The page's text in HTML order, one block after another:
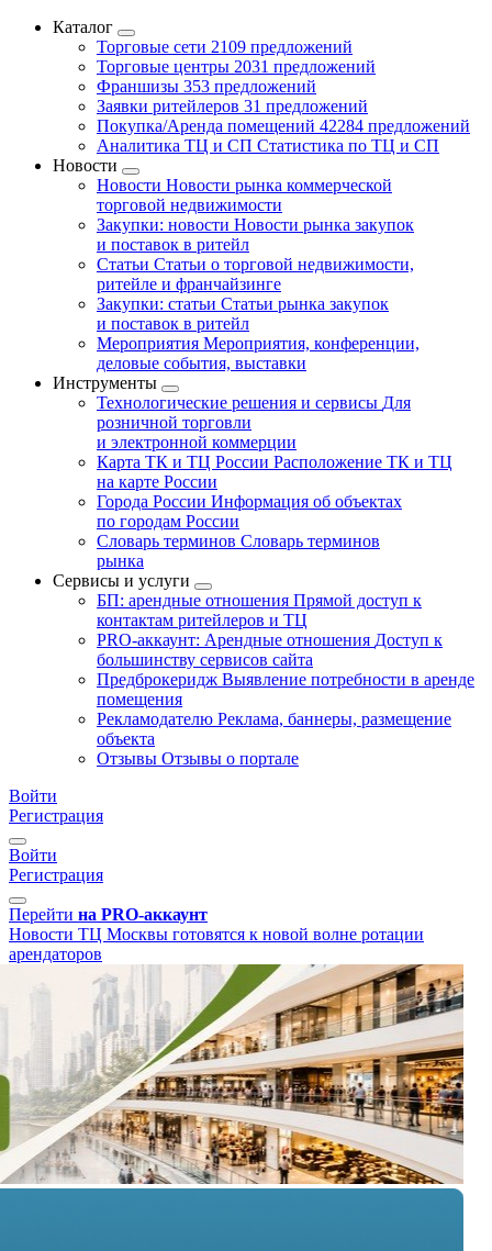
Каталог
Торговые сети 2109 предложений
Торговые центры 2031 предложений
Франшизы 353 предложений
Заявки ритейлеров 31 предложений
Покупка/Аренда помещений 42284 предложений
Аналитика ТЦ и СП Статистика по ТЦ и СП
Новости
Новости Новости рынка коммерческой
торговой недвижимости
Закупки: новости Новости рынка закупок
и поставок в ритейл
Статьи Статьи о торговой недвижимости,
ритейле и франчайзинге
Закупки: статьи Статьи рынка закупок
и поставок в ритейл
Мероприятия Мероприятия, конференции,
деловые события, выставки
Инструменты
Технологические решения и сервисы Для
розничной торговли
и электронной коммерции
Карта ТК и ТЦ России Расположение ТК и ТЦ
на карте России
Города России Информация об объектах
по городам России
Словарь терминов Словарь терминов
рынка
Сервисы и услуги
БП: арендные отношения Прямой доступ к
контактам ритейлеров и ТЦ
PRO-аккаунт: Арендные отношения Доступ к
большинству сервисов сайта
Предброкеридж Выявление потребности в аренде
помещения
Рекламодателю Реклама, баннеры, размещение
объекта
Отзывы Отзывы о портале
Войти
Регистрация
Войти
Регистрация
Перейти на PRO-аккаунт
Новости ТЦ Москвы готовятся к новой волне ротации
арендаторов